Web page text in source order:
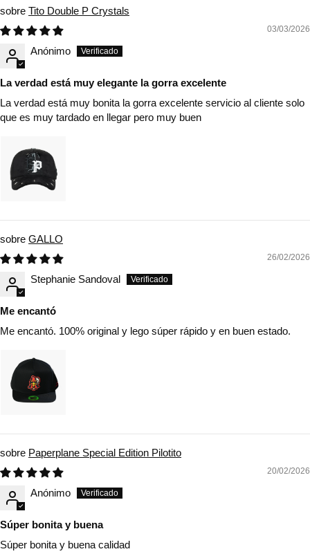
Tito Double P Crystals
03/03/2026
Anónimo
La verdad está muy elegante la gorra excelente
La verdad está muy bonita la gorra excelente servicio al cliente solo
que es muy tardado en llegar pero muy buen
GALLO
26/02/2026
Stephanie Sandoval
Me encantó
Me encantó. 100% original y lego súper rápido y en buen estado.
Paperplane Special Edition Pilotito
20/02/2026
Anónimo
Súper bonita y buena
Súper bonita y buena calidad